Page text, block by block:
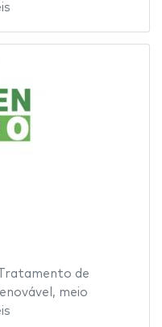
Tratamento de
, meio